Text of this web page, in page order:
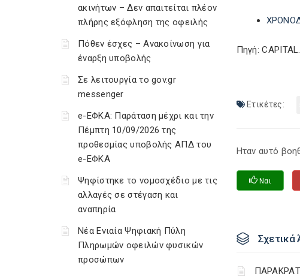
ακινήτων – Δεν απαιτείται πλέον
πλήρης εξόφληση της οφειλής
Πόθεν έσχες – Ανακοίνωση για
έναρξη υποβολής
Σε λειτουργία το gov.gr
messenger
e-ΕΦΚΑ: Παράταση μέχρι και την
Πέμπτη 10/09/2026 της
προθεσμίας υποβολής ΑΠΔ του
e-ΕΦΚΑ
Ψηφίστηκε το νομοσχέδιο με τις
αλλαγές σε στέγαση και
αναπηρία
Νέα Ενιαία Ψηφιακή Πύλη
Πληρωμών οφειλών φυσικών
προσώπων
Πηγή:
Ετικέτες:
Ηταν αυτό
Ναι
Σχετικά